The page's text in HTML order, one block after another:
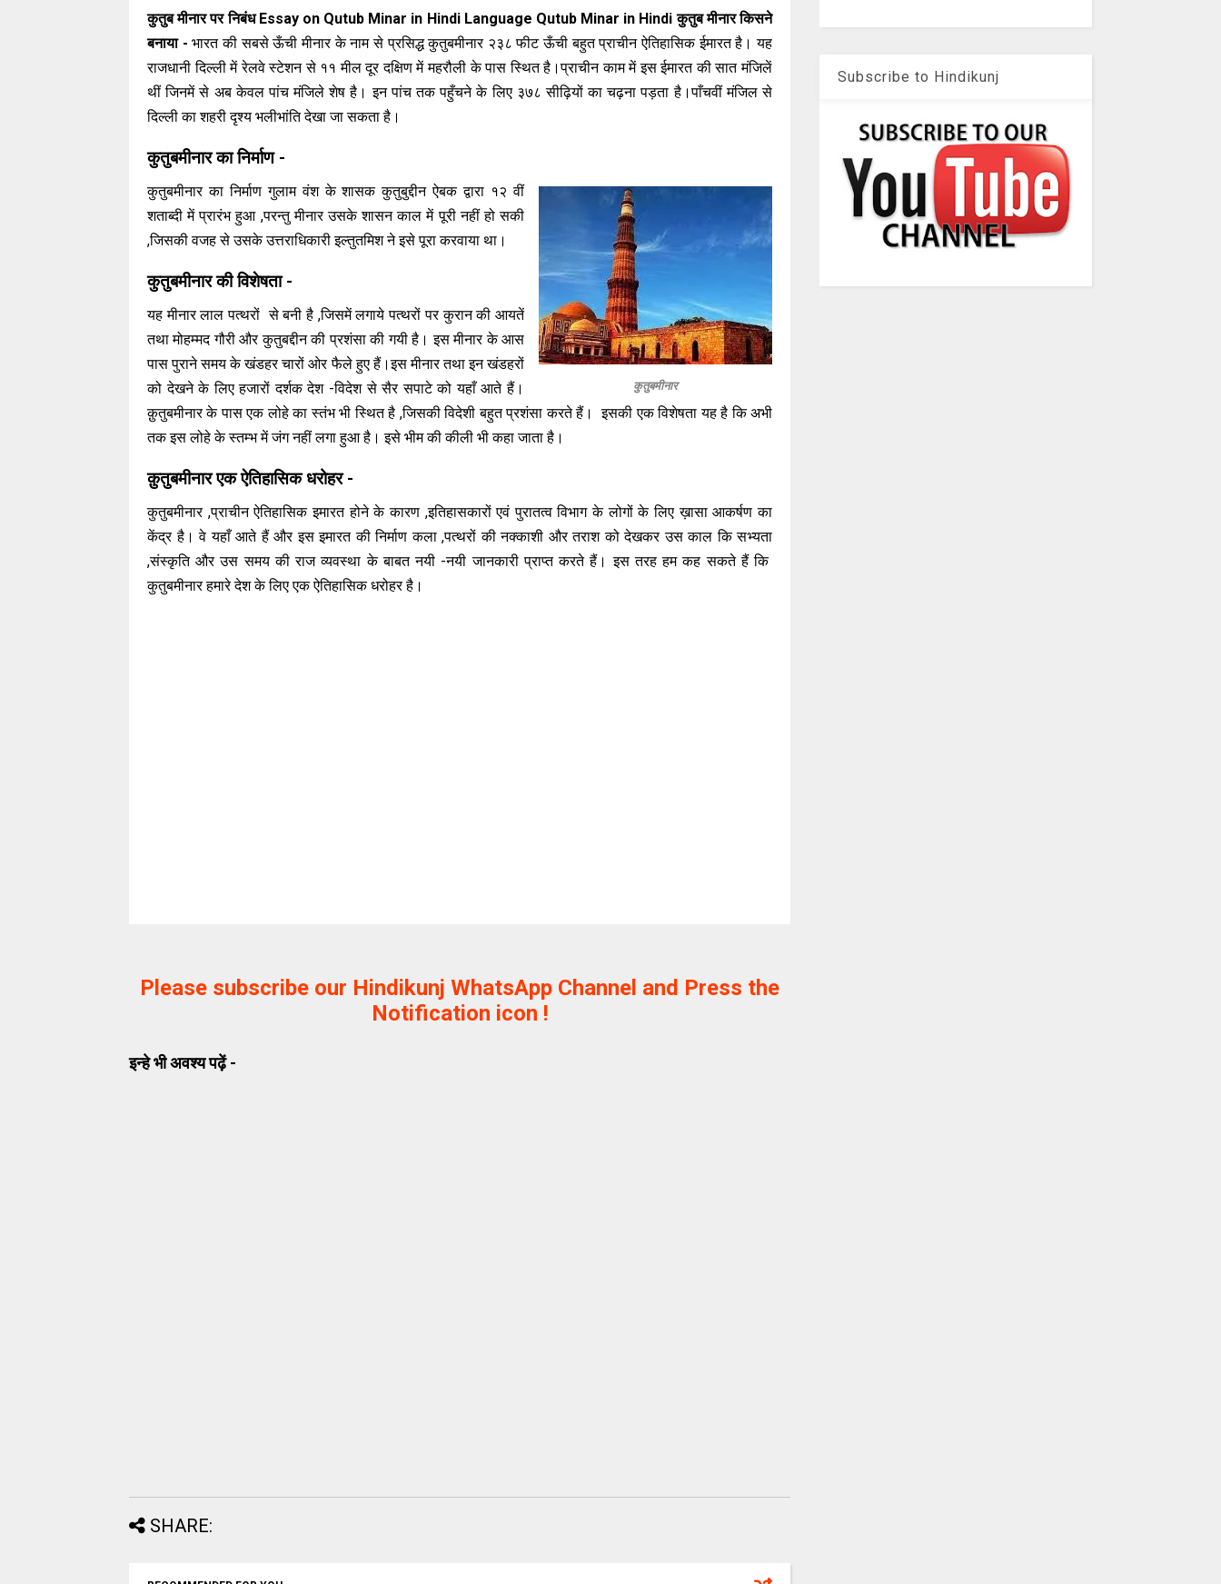
कुतुब मीनार पर निबंध Essay on Qutub Minar in Hindi Language Qutub Minar in Hindi कुतुब मीनार किसने
बनाया -भारत की सबसे ऊँची मीनार के नाम से प्रसिद्ध कुतुबमीनार २३८ फीट ऊँची बहुत प्राचीन ऐतिहासिक ईमारत है। यह
राजधानी दिल्ली में रेलवे स्टेशन से ११ मील दूर दक्षिण में महरौली के पास स्थित है।प्राचीन काम में इस ईमारत की सात मंजिलें
थीं जिनमें से अब केवल पांच मंजिले शेष है। इन पांच तक पहुँचने के लिए ३७८ सीढ़ियों का चढ़ना पड़ता है।पाँचवीं मंजिल से
दिल्ली का शहरी दृश्य भलीभांति देखा जा सकता है।
कुतुबमीनार का निर्माण -
कुतुबमीनार
कुतुबमीनार का निर्माण गुलाम वंश के शासक कुतुबुद्दीन ऐबक द्वारा १२ वीं
शताब्दी में प्रारंभ हुआ ,परन्तु मीनार उसके शासन काल में पूरी नहीं हो सकी
,जिसकी वजह से उसके उत्तराधिकारी इल्तुतमिश ने इसे पूरा करवाया था।
कुतुबमीनार की विशेषता -
यह मीनार लाल पत्थरों से बनी है ,जिसमें लगाये पत्थरों पर कुरान की आयतें
तथा मोहम्मद गौरी और कुतुबद्दीन की प्रशंसा की गयी है। इस मीनार के आस
पास पुराने समय के खंडहर चारों ओर फैले हुए हैं।इस मीनार तथा इन खंडहरों
को देखने के लिए हजारों दर्शक देश -विदेश से सैर सपाटे को यहाँ आते हैं।
क़ुतुबमीनार के पास एक लोहे का स्तंभ भी स्थित है ,जिसकी विदेशी बहुत प्रशंसा करते हैं। इसकी एक विशेषता यह है कि अभी
तक इस लोहे के स्तम्भ में जंग नहीं लगा हुआ है। इसे भीम की कीली भी कहा जाता है।
क़ुतुबमीनार एक ऐतिहासिक धरोहर -
कुतुबमीनार ,प्राचीन ऐतिहासिक इमारत होने के कारण ,इतिहासकारों एवं पुरातत्व विभाग के लोगों के लिए ख़ासा आकर्षण का
केंद्र है। वे यहाँ आते हैं और इस इमारत की निर्माण कला ,पत्थरों की नक्काशी और तराश को देखकर उस काल कि सभ्यता
,संस्कृति और उस समय की राज व्यवस्था के बाबत नयी -नयी जानकारी प्राप्त करते हैं। इस तरह हम कह सकते हैं कि
कुतुबमीनार हमारे देश के लिए एक ऐतिहासिक धरोहर है।
Please subscribe our Hindikunj WhatsApp Channel and Press the
Notification icon !
इन्हे भी अवश्य पढ़ें -
SHARE:
Subscribe to Hindikunj